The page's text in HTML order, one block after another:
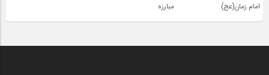
امام زمان(عج)
مبارزه